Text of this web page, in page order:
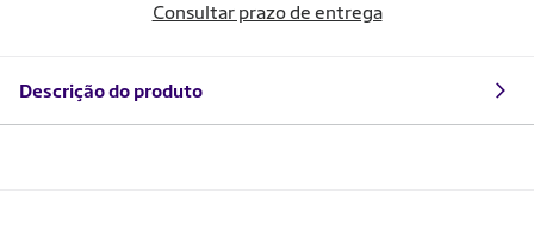
Consultar prazo de entrega
Descrição do produto